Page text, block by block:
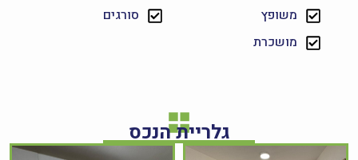
משופץ
סורגים
מושכרת
גלריית הנכס